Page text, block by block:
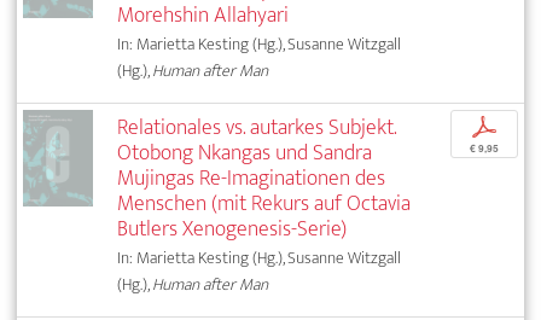
Morehshin Allahyari
In: Marietta Kesting (Hg.), Susanne Witzgall
(Hg.),Human after Man
Relationales vs. autarkes Subjekt.
Otobong Nkangas und Sandra
Mujingas Re-Imaginationen des
Menschen (mit Rekurs auf Octavia
Butlers Xenogenesis-Serie)
In: Marietta Kesting (Hg.), Susanne Witzgall
(Hg.),Human after Man
p
€ 9,95